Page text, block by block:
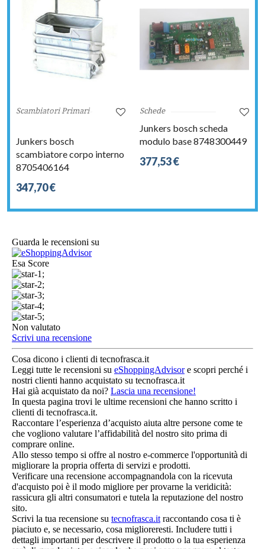
Scambiatori Primari
Junkers bosch
scambiatore corpo interno
8705406164
347,70 €
Schede
Junkers bosch scheda
modulo base 8748300449
377,53 €